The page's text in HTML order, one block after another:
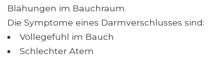
Blähungen im Bauchraum.
Die Symptome eines Darmverschlusses sind:
Völlegefühl im Bauch
Schlechter Atem